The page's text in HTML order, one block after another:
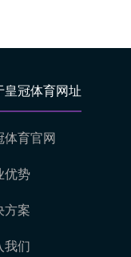
皇冠体育网址
体育官网
优势
方案
我们